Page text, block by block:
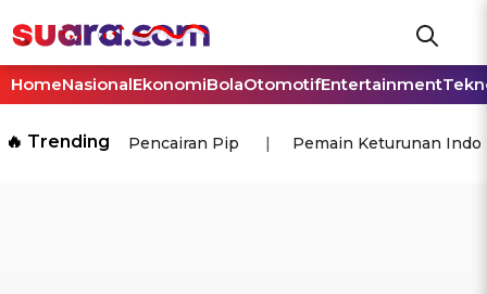
HomeNasionalEkonomiBolaOtomotifEntertainment
🔥 Trending Pencairan Pip Pemain Keturunan